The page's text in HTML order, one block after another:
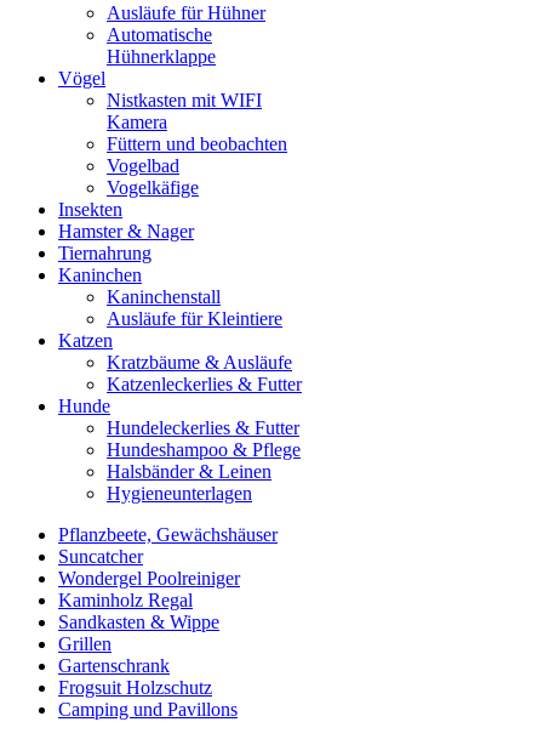
Ausläufe für Hühner
Automatische
Hühnerklappe
Vögel
Nistkasten mit WIFI
Kamera
Füttern und beobachten
Vogelbad
Vogelkäfige
Insekten
Hamster & Nager
Tiernahrung
Kaninchen
Kaninchenstall
Ausläufe für Kleintiere
Katzen
Kratzbäume & Ausläufe
Katzenleckerlies & Futter
Hunde
Hundeleckerlies & Futter
Hundeshampoo & Pflege
Halsbänder & Leinen
Hygieneunterlagen
Pflanzbeete, Gewächshäuser
Suncatcher
Wondergel Poolreiniger
Kaminholz Regal
Sandkasten & Wippe
Grillen
Gartenschrank
Frogsuit Holzschutz
Camping und Pavillons